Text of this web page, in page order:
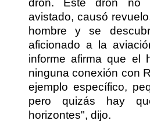
avistado, causó
hombre y se
aficionado a la
informe afirma que el
ninguna conexión con
ejemplo específico,
pero quizás hay
horizontes", dijo.